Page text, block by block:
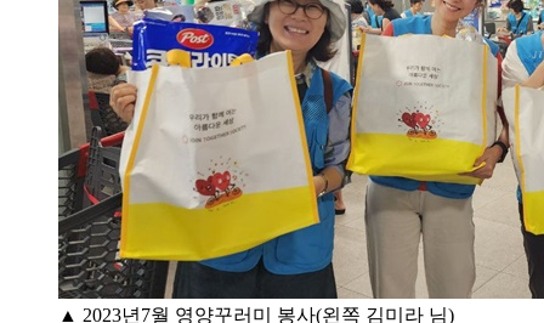
▲ 2023년7월 영양꾸러미 봉사(왼쪽 김미라 님)